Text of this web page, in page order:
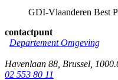
GDI-Vlaanderen Best
contactpunt
Departement Omgeving
Havenlaan 88 Brussel
02 553 80 11